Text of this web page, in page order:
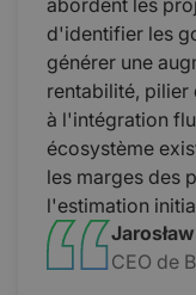
d'identifier les
générer une
rentabilité, pilier
à l'intégration
écosystème
les marges des
l'estimation
CEO de